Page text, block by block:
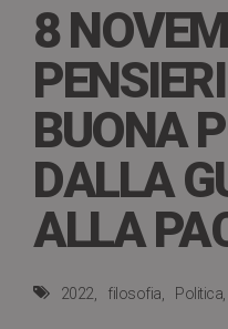
8
BUONA
DALLA
ALLA
2022 filosofia Politica